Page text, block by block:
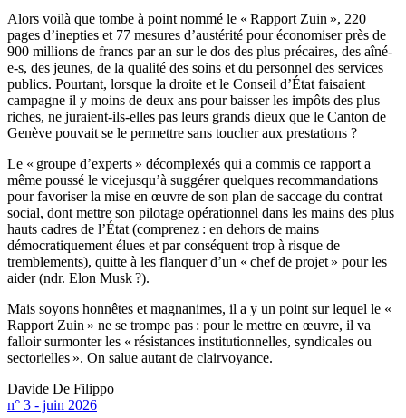
Alors voilà que tombe à point nommé le « Rapport Zuin », 220
pages d’inepties et 77 mesures d’austérité pour économiser près de
900 millions de francs par an sur le dos des plus précaires, des aîné-
e-s, des jeunes, de la qualité des soins et du personnel des services
publics. Pourtant, lorsque la droite et le Conseil d’État faisaient
campagne il y moins de deux ans pour baisser les impôts des plus
riches, ne juraient-ils-elles pas leurs grands dieux que le Canton de
Genève pouvait se le permettre sans toucher aux prestations ?
Le « groupe d’experts » décomplexés qui a commis ce rapport a
même poussé le vicejusqu’à suggérer quelques recommandations
pour favoriser la mise en œuvre de son plan de saccage du contrat
social, dont mettre son pilotage opérationnel dans les mains des plus
hauts cadres de l’État (comprenez : en dehors de mains
démocratiquement élues et par conséquent trop à risque de
tremblements), quitte à les flanquer d’un « chef de projet » pour les
aider (ndr. Elon Musk ?).
Mais soyons honnêtes et magnanimes, il a y un point sur lequel le «
Rapport Zuin » ne se trompe pas : pour le mettre en œuvre, il va
falloir surmonter les « résistances institutionnelles, syndicales ou
sectorielles ». On salue autant de clairvoyance.
Davide De Filippo
n° 3 - juin 2026